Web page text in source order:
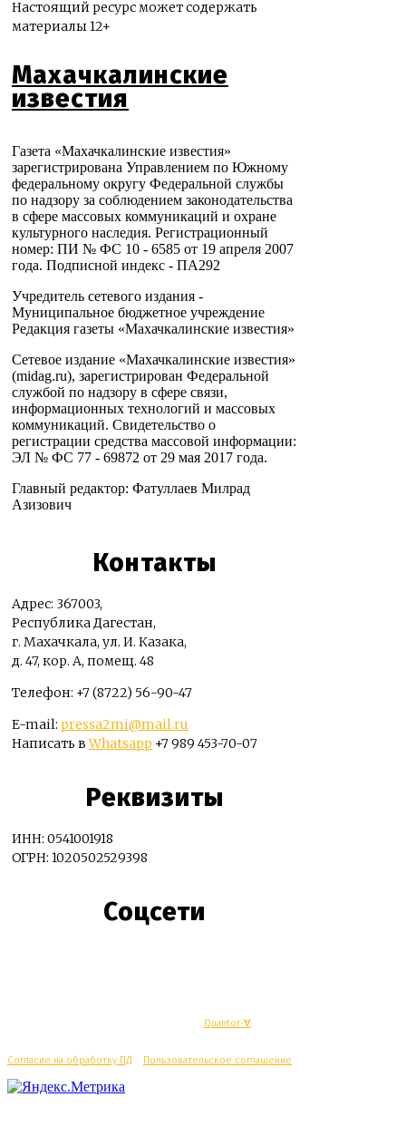
Настоящий ресурс может содержать
материалы 12+
Махачкалинские
известия
Газета «Махачкалинские известия»
зарегистрирована Управлением по Южному
федеральному округу Федеральной службы
по надзору за соблюдением законодательства
в сфере массовых коммуникаций и охране
культурного наследия. Регистрационный
номер: ПИ № ФС 10 - 6585 от 19 апреля 2007
года. Подписной индекс - ПА292
Учредитель сетевого издания -
Муниципальное бюджетное учреждение
Редакция газеты «Махачкалинские известия»
Сетевое издание «Махачкалинские известия»
(midag.ru), зарегистрирован Федеральной
службой по надзору в сфере связи,
информационных технологий и массовых
коммуникаций. Свидетельство о
регистрации средства массовой информации:
ЭЛ № ФС 77 - 69872 от 29 мая 2017 года.
Главный редактор: Фатуллаев Милрад
Азизович
Контакты
Адрес: 367003,
Республика Дагестан,
г. Махачкала, ул. И. Казака,
д. 47, кор. А, помещ. 48
Телефон: +7 (8722) 56-90-47
E-mail: pressa2mi@mail.ru
Написать вWhatsapp +7 989 453-70-07
Реквизиты
ИНН: 0541001918
ОГРН: 1020502529398
Соцсети
Quantor-∀
Согласие на обработку ПД Пользовательское соглашение